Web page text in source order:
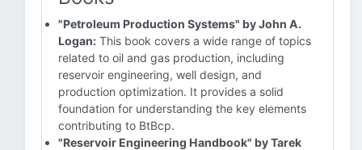
"Petroleum Production Systems" by John A.
Logan: This book covers a wide range of topics
related to oil and gas production, including
reservoir engineering, well design, and
production optimization. It provides a solid
foundation for understanding the key elements
contributing to BtBcp.
"Reservoir Engineering Handbook" by Tarek